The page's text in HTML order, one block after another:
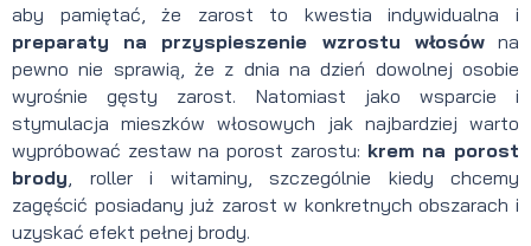
aby pamiętać, że zarost to kwestia indywidualna i
preparaty na przyspieszenie wzrostu włosówna
pewno nie sprawią, że z dnia na dzień dowolnej osobie
wyrośnie gęsty zarost. Natomiast jako wsparcie i
stymulacja mieszków włosowych jak najbardziej warto
wypróbować zestaw na porost zarostu: krem na porost
brody , roller i witaminy, szczególnie kiedy chcemy
zagęścić posiadany już zarost w konkretnych obszarach i
uzyskać efekt pełnej brody.